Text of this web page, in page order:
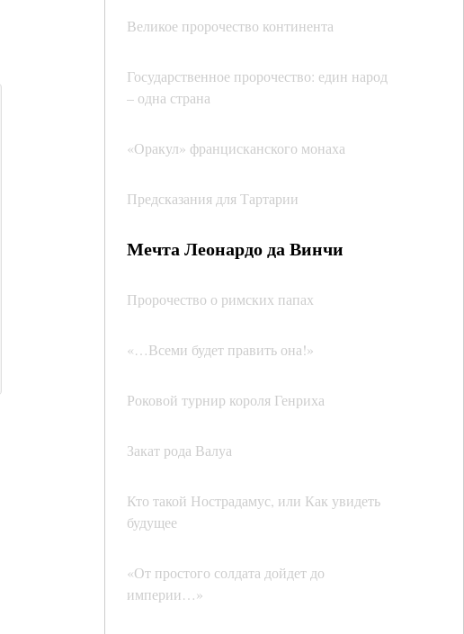
Великое пророчество континента
Государственное пророчество: един народ
– одна страна
«Оракул» францисканского монаха
Предсказания для Тартарии
Мечта Леонардо да Винчи
Пророчество о римских папах
«…Всеми будет править она!»
Роковой турнир короля Генриха
Закат рода Валуа
Кто такой Нострадамус, или Как увидеть
будущее
«От простого солдата дойдет до
империи…»